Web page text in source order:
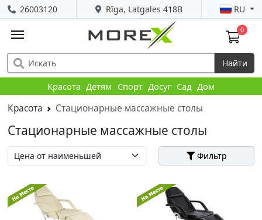
Rīga, Latgales 418B
26003120 RU
0
Найти
Красота Детям Спорт Досуг Сад Дом
Красота Стационарные массажные столы
Стационарные массажные столы
Фильтр